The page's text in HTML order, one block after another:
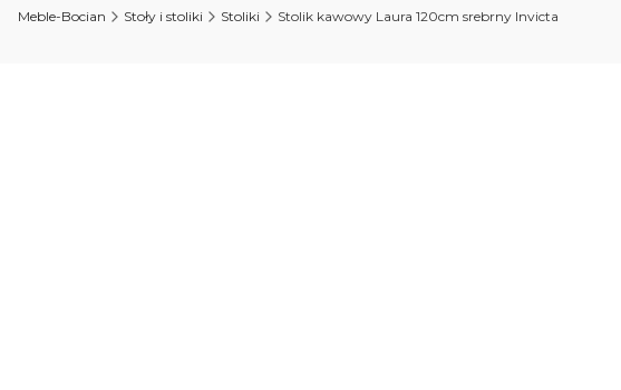
Meble-Bocian Stoły i stoliki Stoliki Stolik kawowy Laura 120cm srebrny Invicta